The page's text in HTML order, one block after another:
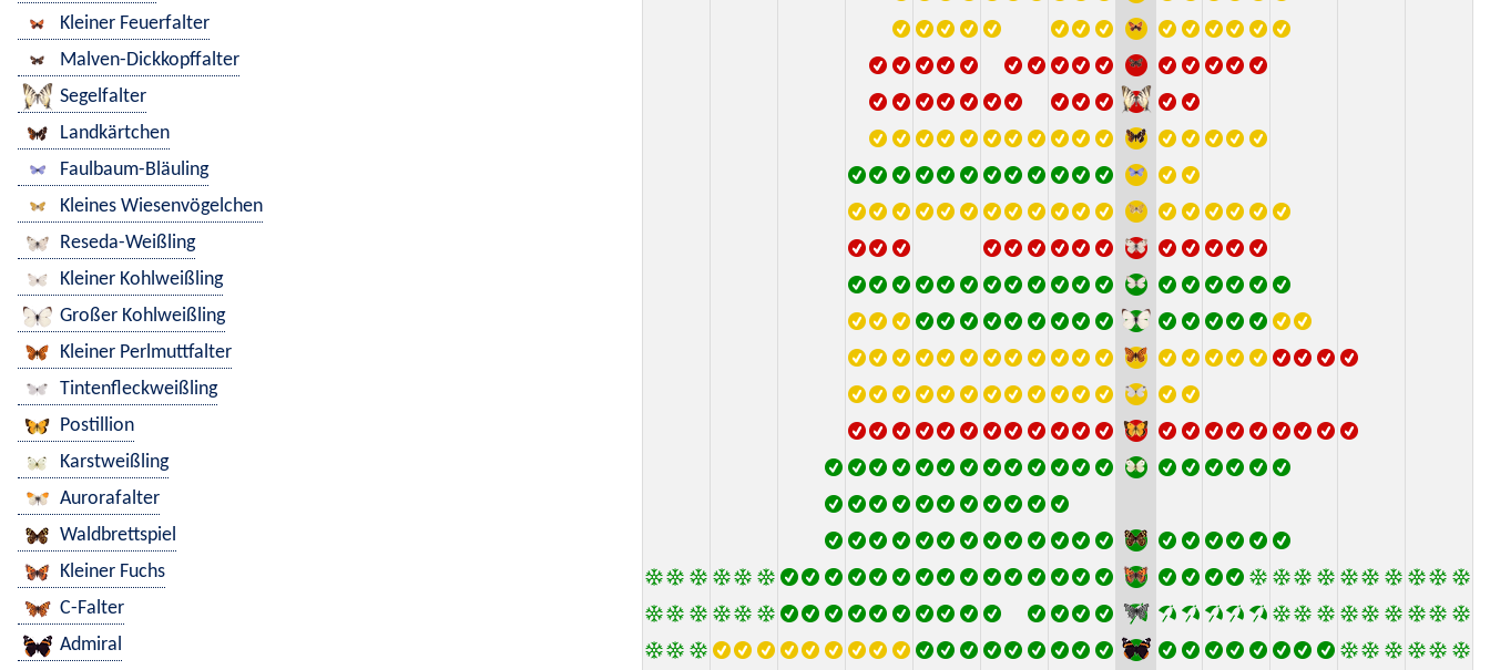
Kleiner Feuerfalter
Malven-Dickkopffalter
Segelfalter
Landkärtchen
Faulbaum-Bläuling
Kleines Wiesenvögelchen
Reseda-Weißling
Kleiner Kohlweißling
Großer Kohlweißling
Kleiner Perlmuttfalter
Tintenfleckweißling
Postillion
Karstweißling
Aurorafalter
Waldbrettspiel
Kleiner Fuchs
C-Falter
Admiral